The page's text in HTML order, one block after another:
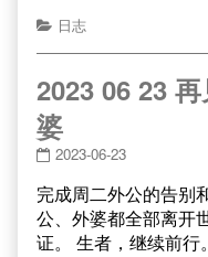
日志
2023 06 23
婆
2023-06-23
完成周二外公的告别
公、外婆都全部离开
证。 生者，继续前行。